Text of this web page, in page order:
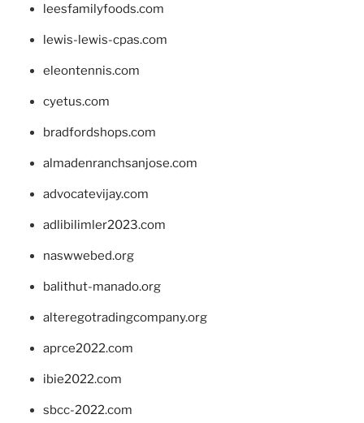
leesfamilyfoods.com
lewis-lewis-cpas.com
eleontennis.com
cyetus.com
bradfordshops.com
almadenranchsanjose.com
advocatevijay.com
adlibilimler2023.com
naswwebed.org
balithut-manado.org
alteregotradingcompany.org
aprce2022.com
ibie2022.com
sbcc-2022.com